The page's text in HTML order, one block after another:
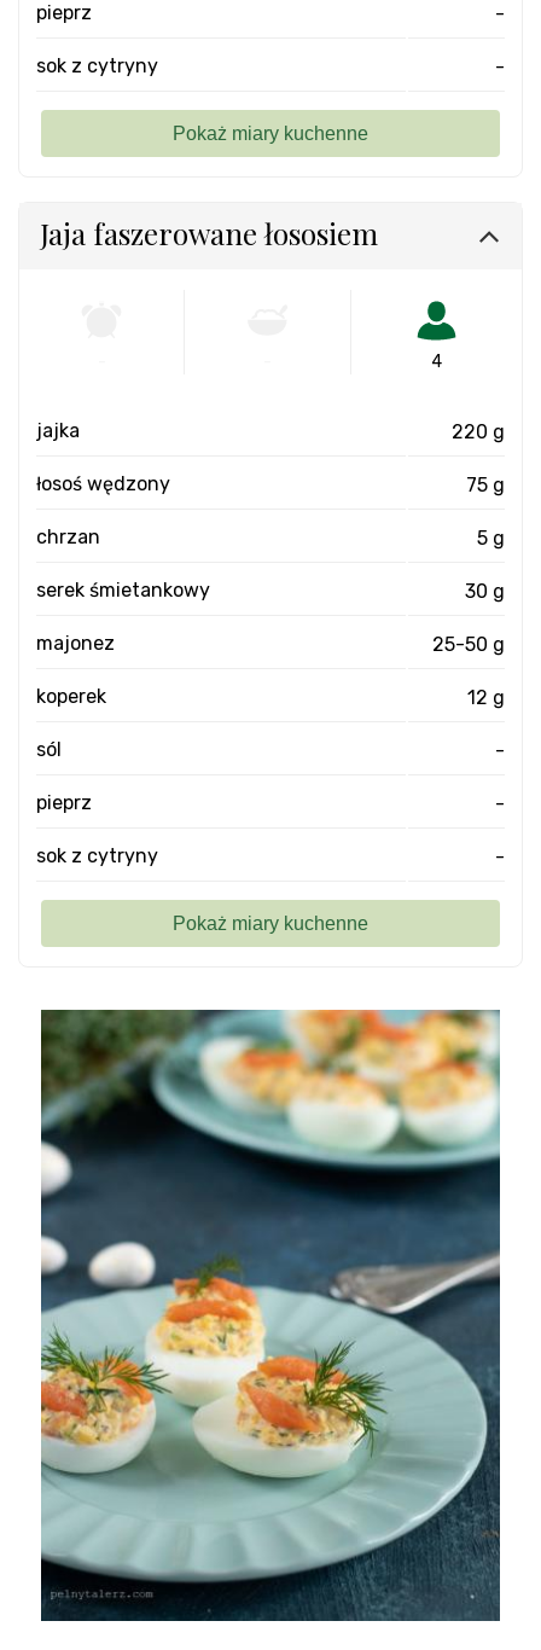
pieprz -
sok z cytryny -
Jaja faszerowane łososiem
4
jajka 220 g
łosoś wędzony 75 g
chrzan 5 g
serek śmietankowy 30 g
majonez 25-50 g
koperek 12 g
sól -
pieprz -
sok z cytryny -